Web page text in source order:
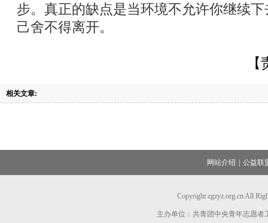
步。真正的缺点是当环境不允许你继续
己舍不得离开。
相关文章:
网站介绍 | 公益联
Copyright zgzyz.org.cn All
主办单位：共青团中央青年志愿